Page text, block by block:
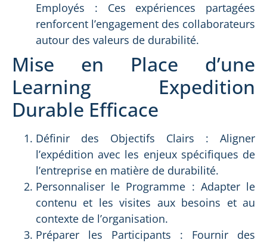
Employés : Ces expériences partagées
renforcent l’engagement des collaborateurs
autour des valeurs de durabilité.
Mise en Place d’une
Learning Expedition
Durable Efficace
Définir des Objectifs Clairs : Aligner
l’expédition avec les enjeux spécifiques de
l’entreprise en matière de durabilité.
Personnaliser le Programme : Adapter le
contenu et les visites aux besoins et au
contexte de l’organisation.
Préparer les Participants : Fournir des